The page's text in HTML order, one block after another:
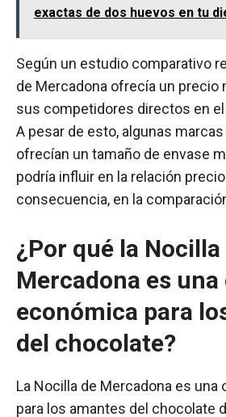
exactas de dos huevos en tu
Según un estudio comparativo
de Mercadona ofrecía un precio
sus competidores directos en
A pesar de esto, algunas
ofrecían un tamaño de envase
podría influir en la relación
consecuencia, en la
¿Por qué la Nocilla
Mercadona es
económica para
del chocolate?
La Nocilla de Mercadona es
para los amantes del chocolate